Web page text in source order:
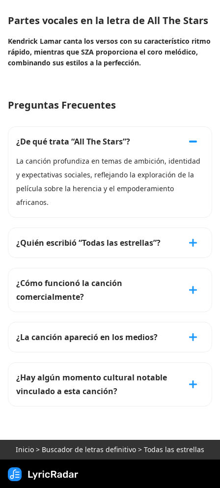
Partes vocales en la letra de All The Stars
Kendrick Lamar canta los versos con su característico ritmo
rápido, mientras que SZA proporciona el coro melódico,
combinando sus estilos a la perfección.
Preguntas Frecuentes
¿De qué trata “All The Stars”?
La canción profundiza en temas de ambición, identidad
y expectativas sociales, reflejando la exploración de la
película sobre la herencia y el empoderamiento
africanos.
¿Quién escribió “Todas las estrellas”?
¿Cómo funcionó la canción
comercialmente?
¿La canción apareció en los medios?
¿Hay algún momento cultural notable
vinculado a esta canción?
Inicio > Buscador de letras definitivo > Todas las estrellas